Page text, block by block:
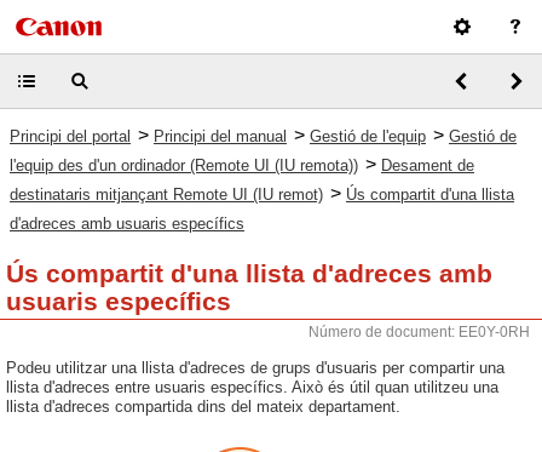
Principi del portal > Principi del manual > Gestió de l'equip > Gestió de
l'equip des d'un ordinador (Remote UI (IU remota)) > Desament de
destinataris mitjançant Remote UI (IU remot) > Ús compartit d'una llista
d'adreces amb usuaris específics
Ús compartit d'una llista d'adreces amb
usuaris específics
Número de document: EE0Y-0RH
Podeu utilitzar una llista d'adreces de grups d'usuaris per compartir una
llista d'adreces entre usuaris específics. Això és útil quan utilitzeu una
llista d'adreces compartida dins del mateix departament.